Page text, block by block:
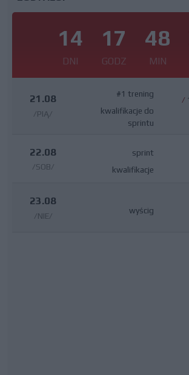
14
DNI
17
GODZ
48
MIN
21.08
/PIĄ/
#1 trening
kwalifikacje do
sprintu
/
22.08
/SOB/
sprint
kwalifikacje
23.08
/NIE/
wyścig